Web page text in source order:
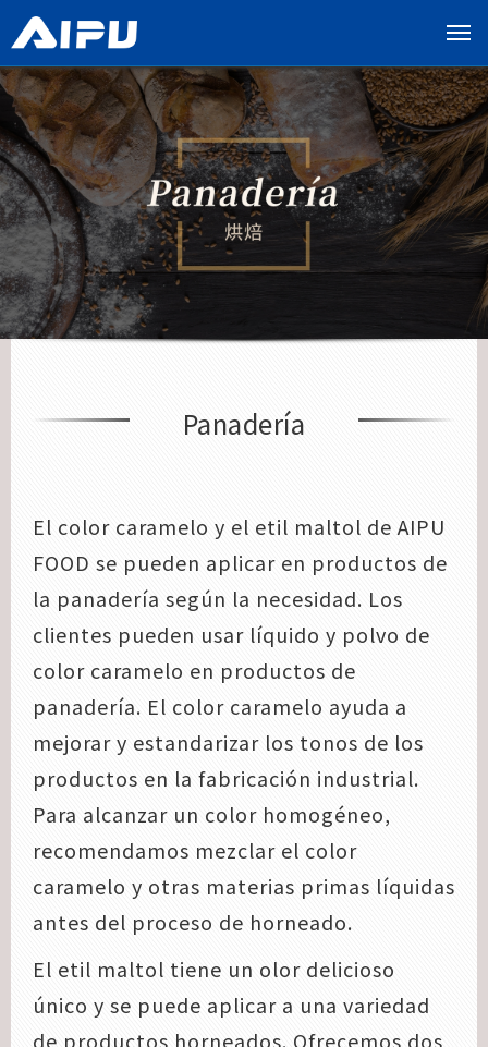
展
导
览
列
Panadería
El color caramelo y el etil maltol de AIPU
FOOD se pueden aplicar en productos de
la panadería según la necesidad. Los
clientes pueden usar líquido y polvo de
color caramelo en productos de
panadería. El color caramelo ayuda a
mejorar y estandarizar los tonos de los
productos en la fabricación industrial.
Para alcanzar un color homogéneo,
recomendamos mezclar el color
caramelo y otras materias primas líquidas
antes del proceso de horneado.
El etil maltol tiene un olor delicioso
único y se puede aplicar a una variedad
de productos horneados. Ofrecemos dos